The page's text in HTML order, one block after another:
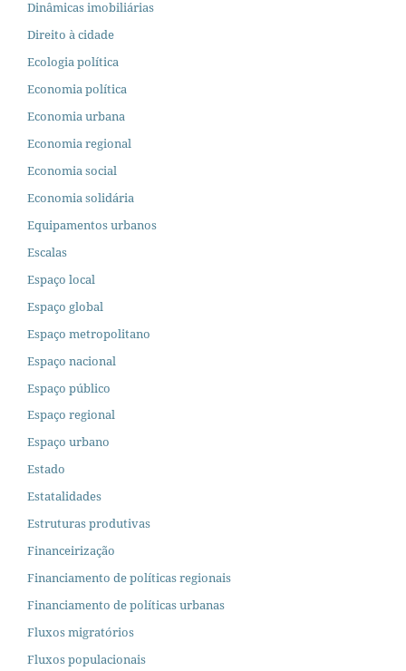
Dinâmicas imobiliárias
Direito à cidade
Ecologia política
Economia política
Economia urbana
Economia regional
Economia social
Economia solidária
Equipamentos urbanos
Escalas
Espaço local
Espaço global
Espaço metropolitano
Espaço nacional
Espaço público
Espaço regional
Espaço urbano
Estado
Estatalidades
Estruturas produtivas
Financeirização
Financiamento de políticas regionais
Financiamento de políticas urbanas
Fluxos migratórios
Fluxos populacionais